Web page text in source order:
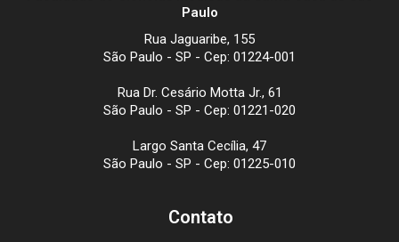
Paulo
Rua Jaguaribe, 155
São Paulo - SP - Cep: 01224-001
Rua Dr. Cesário Motta Jr., 61
São Paulo - SP - Cep: 01221-020
Largo Santa Cecília, 47
São Paulo - SP - Cep: 01225-010
Contato